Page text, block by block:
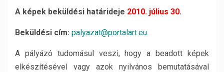
A képek beküldési határideje 2010. július 30.
Beküldési cím: palyazat@portalart.eu
A pályázó tudomásul veszi, hogy a beadott képek
elkészítésével vagy azok nyilvános bemutatásával